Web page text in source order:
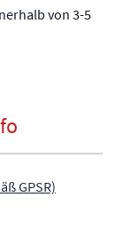
von 3-5
GPSR)